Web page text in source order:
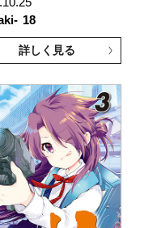
18
詳しく見る